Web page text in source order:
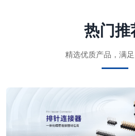
热门推
精选优质产品，满